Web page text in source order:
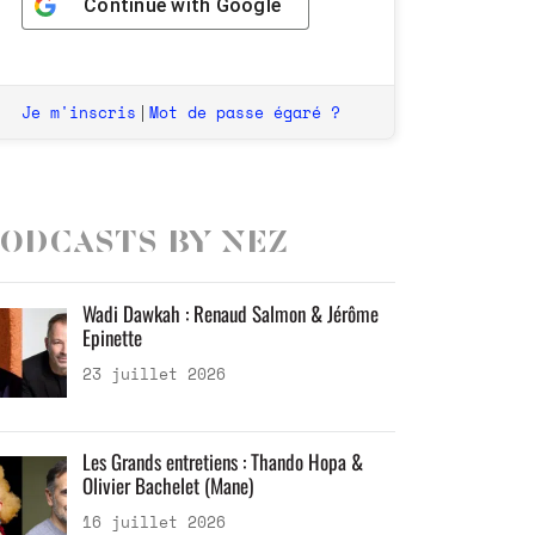
Continue with Google
Je m'inscris | Mot de passe égaré ?
by Nez
Wadi Dawkah : Renaud Salmon & Jérôme
Epinette
23 juillet 2026
Les Grands entretiens : Thando Hopa &
Olivier Bachelet (Mane)
16 juillet 2026